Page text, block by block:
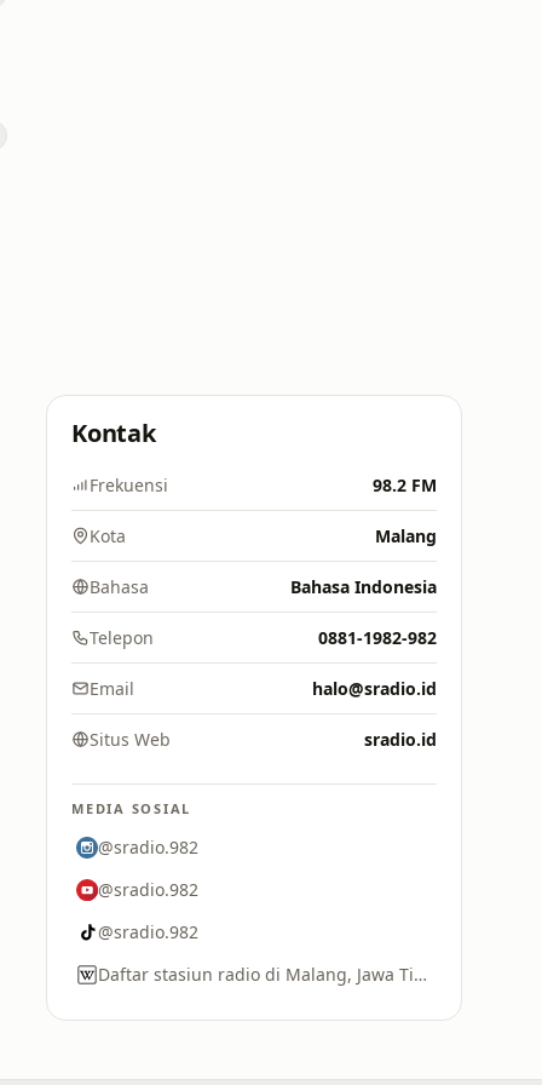
Kontak
Frekuensi 98.2 FM
Kota Malang
Bahasa Bahasa Indonesia
Telepon 0881-1982-982
Email halo@sradio.id
Situs Web sradio.id
MEDIA SOSIAL
@sradio.982
@sradio.982
@sradio.982
Daftar stasiun radio di Malang, Jawa Timur